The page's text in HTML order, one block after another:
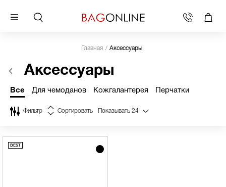
Главная Аксессуары
Аксессуары
Все Для чемоданов Кожгалантерея Перчатки
Фильтр Сортировать Показывать 24